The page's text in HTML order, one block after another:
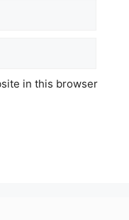
in this browser